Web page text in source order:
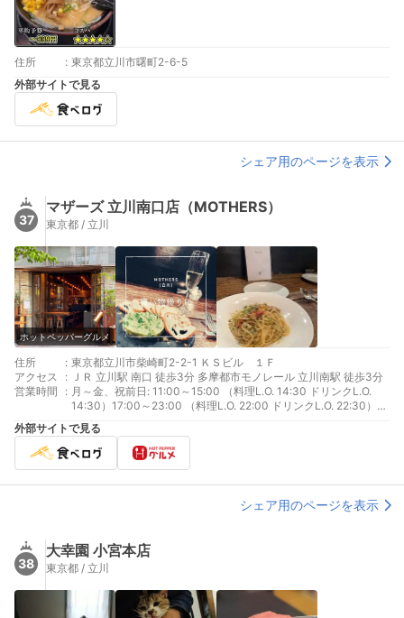
住所 : 東京都立川市曙町2-6-5
外部サイトで見る
シェア用のページを表示
37
マザーズ 立川南口店（MOTHERS）
東京都 / 立川
ホットペッパーグルメ
住所 : 東京都立川市柴崎町2-2-1 ＫＳビル １Ｆ
アクセス
: ＪＲ 立川駅 南口 徒歩3分 多摩都市モノレール 立川南駅 徒歩3分
営業時間
: 月～金、祝前日: 11:00～15:00 （料理L.O. 14:30 ドリンクL.O.
14:30）17:00～23:00 （料理L.O. 22:00 ドリンクL.O. 22:30）
土: 11:00～23:00 （料理L.O. 22:00 ドリンクL.O. 22:30）日、祝
日: 11:00～22:00 （料理L.O. 21:00 ドリンクL.O. 21:30）
外部サイトで見る
シェア用のページを表示
38
大幸園 小宮本店
東京都 / 立川